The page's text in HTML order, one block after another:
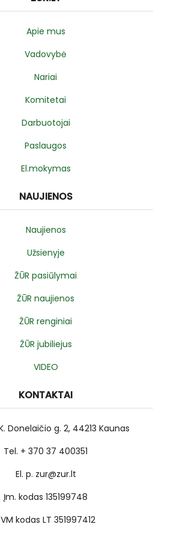
Apie mus
Vadovybė
Nariai
Komitetai
Darbuotojai
Paslaugos
El.mokymas
NAUJIENOS
Naujienos
Užsienyje
ŽŪR pasiūlymai
ŽŪR naujienos
ŽŪR renginiai
ŽŪR jubiliejus
VIDEO
KONTAKTAI
Donelaičio g. 2, 44213 Kaunas
Tel. + 370 37 400351
El. p. zur@zur.lt
Įm. kodas 135199748
kodas LT 351997412